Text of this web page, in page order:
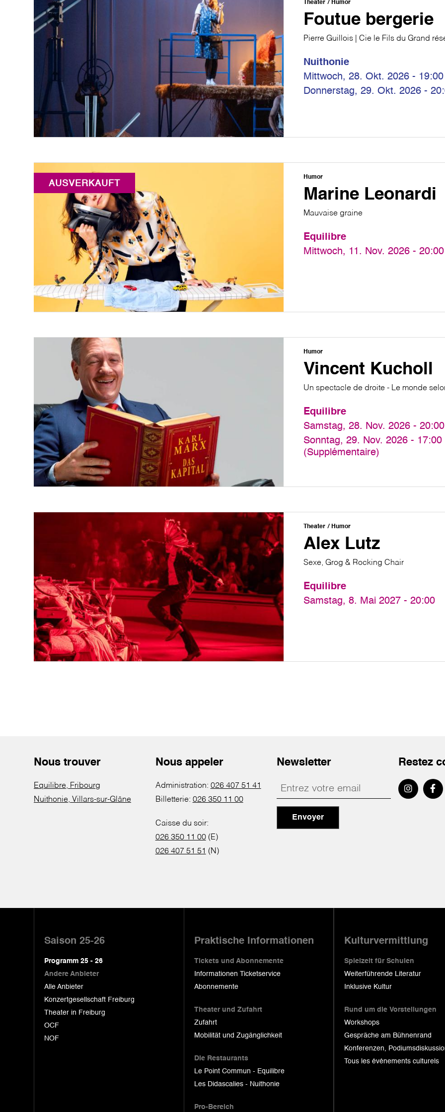
Theater Humor
Foutue bergerie
Pierre Guillois | Cie le Fils du Grand
Nuithonie
Mittwoch, 28. Okt. 2026 - 19:00
Donnerstag, 29. Okt. 2026 -
AUSVERKAUFT
Humor
Marine Leonardi
Mauvaise graine
Equilibre
Mittwoch, 11. Nov. 2026 -
Humor
Vincent Kucholl
Un spectacle de droite - Le monde
Equilibre
Samstag, 28. Nov. 2026 - 20:00
Sonntag, 29. Nov. 2026 - 17:00
(Supplémentaire)
Theater Humor
Alex Lutz
Sexe, Grog & Rocking Chair
Equilibre
Samstag, 8. Mai 2027 - 20:00
Nous trouver
Equilibre, Fribourg
Nuithonie, Villars-sur-Glâne
Nous appeler
Administration: 026 407 51 41
Billetterie: 026 350 11 00
Caisse du soir:
026 350 11 00(E)
026 407 51 51 (N)
Newsletter
Envoyer
Restez
Saison 25-26
Programm 25 - 26
Andere Anbieter
Alle Anbieter
Konzertgesellschaft Freiburg
Theater in Freiburg
OCF
NOF
Praktische Informationen
Tickets und Abonnemente
Informationen Ticketservice
Abonnemente
Theater und Zufahrt
Zufahrt
Mobilität und Zugänglichkeit
Die Restaurants
Le Point Commun - Equilibre
Les Didascalies - Nuithonie
Pro-Bereich
Kulturvermittlung
Spielzeit für Schulen
Weiterführende Literatur
Inklusive Kultur
Rund um die Vorstellungen
Workshops
Gespräche am Bühnenrand
Konferenzen,
Tous les événements culturels